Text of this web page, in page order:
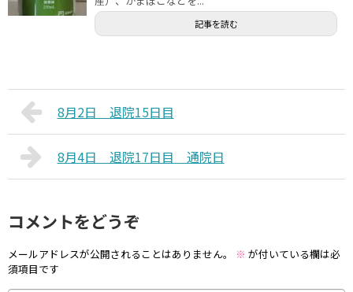
記事を読む
8月2日 退院15日目
8月4日 退院17日目 通院日
コメントをどうぞ
メールアドレスが公開されることはありません。 ※ が付いている欄は必
須項目です